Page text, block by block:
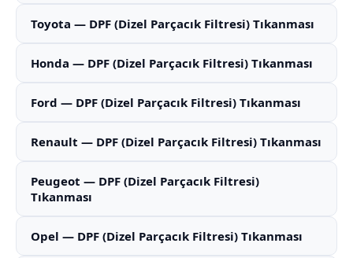
Toyota — DPF (Dizel Parçacık Filtresi) Tıkanması
Honda — DPF (Dizel Parçacık Filtresi) Tıkanması
Ford — DPF (Dizel Parçacık Filtresi) Tıkanması
Renault — DPF (Dizel Parçacık Filtresi) Tıkanması
Peugeot — DPF (Dizel Parçacık Filtresi)
Tıkanması
Opel — DPF (Dizel Parçacık Filtresi) Tıkanması